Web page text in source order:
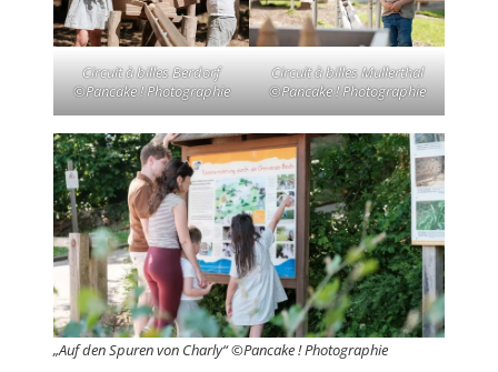
Circuit à billes Berdorf
©Pancake ! Photographie
Circuit à billes Mullerthal
©Pancake ! Photographie
„Auf den Spuren von Charly“©Pancake ! Photographie